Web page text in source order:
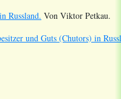
Russland. Von Viktor Petkau.
und Guts (Chutors) in